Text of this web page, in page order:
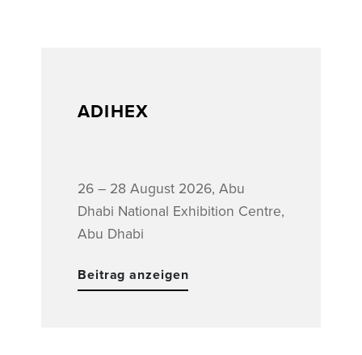
ADIHEX
26 – 28 August 2026, Abu
Dhabi National Exhibition Centre,
Abu Dhabi
Beitrag anzeigen